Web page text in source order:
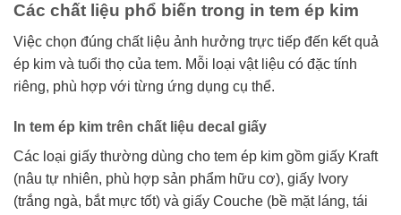
Các chất liệu phổ biến trong in tem ép kim
Việc chọn đúng chất liệu ảnh hưởng trực tiếp đến kết quả
ép kim và tuổi thọ của tem. Mỗi loại vật liệu có đặc tính
riêng, phù hợp với từng ứng dụng cụ thể.
In tem ép kim trên chất liệu decal giấy
Các loại giấy thường dùng cho tem ép kim gồm giấy Kraft
(nâu tự nhiên, phù hợp sản phẩm hữu cơ), giấy Ivory
(trắng ngà, bắt mực tốt) và giấy Couche (bề mặt láng, tái